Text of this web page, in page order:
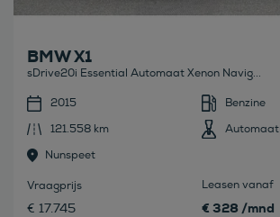
BMW X1
sDrive20i Essential Automaat Xenon Navig...
2015
Benzine
121.558 km
Automaat
Nunspeet
Vraagprijs
€ 17.745
Leasen vanaf
€ 328 /mnd